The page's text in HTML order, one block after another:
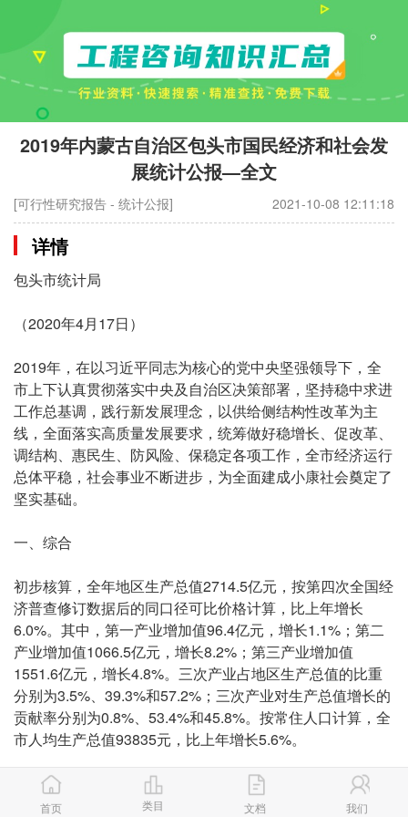
2019年内蒙古自治区包头市国民经济和社会发
展统计公报—全文
[可行性研究报告 - 统计公报] 2021-10-08 12:11:18
详情
包头市统计局
（2020年4月17日）
2019年，在以习近平同志为核心的党中央坚强领导下，全
市上下认真贯彻落实中央及自治区决策部署，坚持稳中求进
工作总基调，践行新发展理念，以供给侧结构性改革为主
线，全面落实高质量发展要求，统筹做好稳增长、促改革、
调结构、惠民生、防风险、保稳定各项工作，全市经济运行
总体平稳，社会事业不断进步，为全面建成小康社会奠定了
坚实基础。
一、综合
初步核算，全年地区生产总值2714.5亿元，按第四次全国经
济普查修订数据后的同口径可比价格计算，比上年增长
6.0%。其中，第一产业增加值96.4亿元，增长1.1%；第二
产业增加值1066.5亿元，增长8.2%；第三产业增加值
1551.6亿元，增长4.8%。三次产业占地区生产总值的比重
分别为3.5%、39.3%和57.2%；三次产业对生产总值增长的
贡献率分别为0.8%、53.4%和45.8%。按常住人口计算，全
市人均生产总值93835元，比上年增长5.6%。
年末全市常住总人口289.7万人，比上年末增加0.8万人，其
中城镇人口243.1万人，乡村人口46.6万人，常住人口城镇
首页 类目 文档 我们